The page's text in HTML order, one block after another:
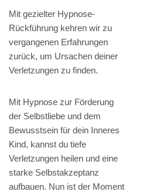
Mit gezielter Hypnose-
Rückführung kehren wir zu
vergangenen Erfahrungen
zurück, um Ursachen deiner
Verletzungen zu finden.
Mit Hypnose zur Förderung
der Selbstliebe und dem
Bewusstsein für dein Inneres
Kind, kannst du tiefe
Verletzungen heilen und eine
starke Selbstakzeptanz
aufbauen. Nun ist der Moment